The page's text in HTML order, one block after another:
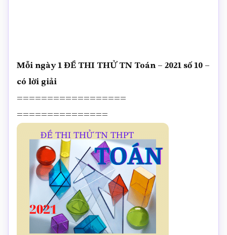
Mỗi ngày 1 ĐỀ THI THỬ TN Toán – 2021 số 10 –
có lời giải
==================
===============